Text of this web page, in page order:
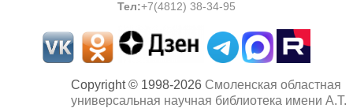
Тел:+7(4812) 38-34-95
Copyright © 1998-2026 Смоленская областная
универсальная научная библиотека имени А.Т.